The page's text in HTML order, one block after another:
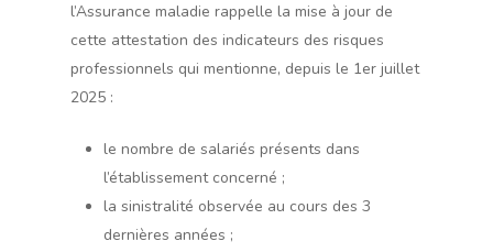
l’Assurance maladie rappelle la mise à jour de
cette attestation des indicateurs des risques
professionnels qui mentionne, depuis le 1er juillet
2025 :
le nombre de salariés présents dans
l’établissement concerné ;
la sinistralité observée au cours des 3
dernières années ;